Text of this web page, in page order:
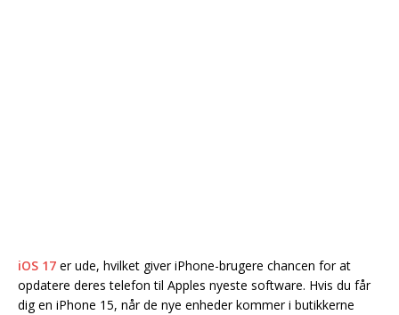
iOS 17 er ude, hvilket giver iPhone-brugere chancen for at
opdatere deres telefon til Apples nyeste software. Hvis du får
dig en iPhone 15, når de nye enheder kommer i butikkerne